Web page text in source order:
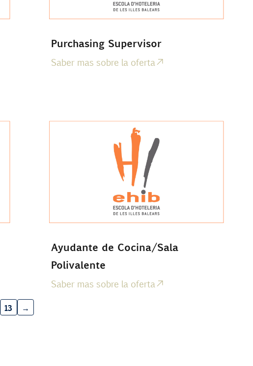
Purchasing Supervisor
Saber mas sobre la oferta
Ayudante de Cocina/Sala
Polivalente
Saber mas sobre la oferta
13 →